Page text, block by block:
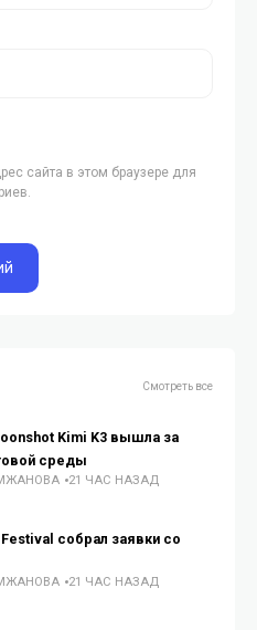
сайта в этом браузере для
Смотреть все
Kimi K3 вышла за
среды
21 ЧАС НАЗАД
собрал заявки со
21 ЧАС НАЗАД